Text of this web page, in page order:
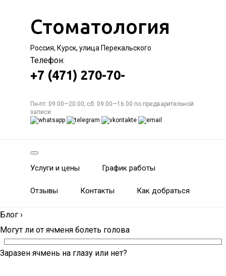
Стоматология
Россия, Курск, улица Перекальского
Телефон:
+7 (471) 270-70-
Пн-пт: 09:00—20:00; сб: 09:00—16:00 по предварительной
записи
Услуги и цены График работы
Отзывы Контакты Как добраться
Блог ›
Могут ли от ячменя болеть голова
Заразен ячмень на глазу или нет?